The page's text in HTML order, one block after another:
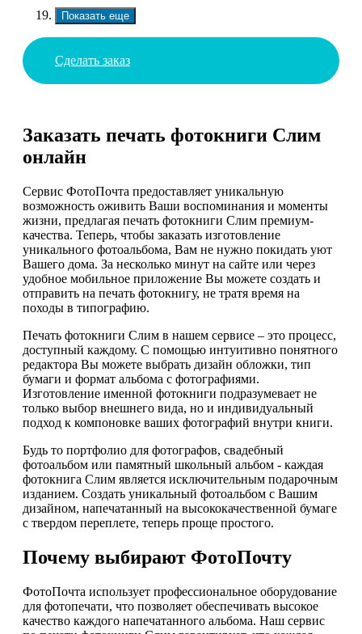
Показать еще
Сделать заказ
Заказать печать фотокниги Слим
онлайн
Сервис ФотоПочта предоставляет уникальную
возможность оживить Ваши воспоминания и моменты
жизни, предлагая печать фотокниги Слим премиум-
качества. Теперь, чтобы заказать изготовление
уникального фотоальбома, Вам не нужно покидать уют
Вашего дома. За несколько минут на сайте или через
удобное мобильное приложение Вы можете создать и
отправить на печать фотокнигу, не тратя время на
походы в типографию.
Печать фотокниги Слим в нашем сервисе – это процесс,
доступный каждому. С помощью интуитивно понятного
редактора Вы можете выбрать дизайн обложки, тип
бумаги и формат альбома с фотографиями.
Изготовление именной фотокниги подразумевает не
только выбор внешнего вида, но и индивидуальный
подход к компоновке ваших фотографий внутри книги.
Будь то портфолио для фотографов, свадебный
фотоальбом или памятный школьный альбом - каждая
фотокнига Слим является исключительным подарочным
изданием. Создать уникальный фотоальбом с Вашим
дизайном, напечатанный на высококачественной бумаге
с твердом переплете, теперь проще простого.
Почему выбирают ФотоПочту
ФотоПочта использует профессиональное оборудование
для фотопечати, что позволяет обеспечивать высокое
качество каждого напечатанного альбома. Наш сервис